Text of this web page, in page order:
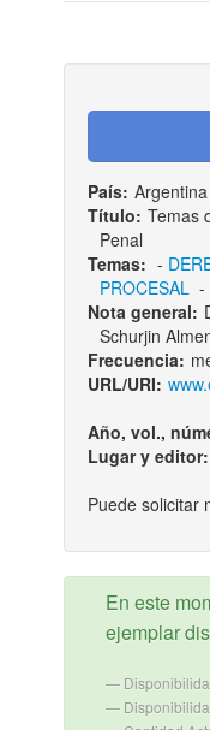
País: Argentina
Título: Temas
Penal
Temas: -
PROCESAL-
Nota general:
Schurjin
Frecuencia:
URL/URI:
Año, vol.,
Lugar y editor:
Puede solicitar
En este
ejemplar